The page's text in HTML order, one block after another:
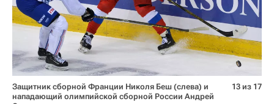
Защитник сборной Франции Николя Беш (слева) и
нападающий олимпийской сборной России Андрей
13 из 17